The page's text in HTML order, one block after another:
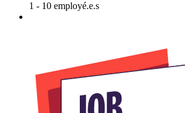
1 - 10 employé.e.s